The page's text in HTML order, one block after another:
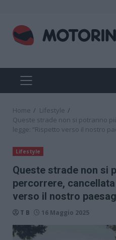
content
PRIMARY
MENU
Home
Lifestyle
Queste strade non si potranno
legge: “Rispetto verso il nostro
Lifestyle
Queste strade non si
percorrere,
verso il nostro
T B 16 Maggio 2025